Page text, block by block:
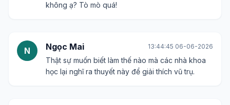
không ạ? Tò mò quá!
N Ngọc Mai 13:44:45 06-06-2026
Thật sự muốn biết làm thế nào mà các nhà khoa
học lại nghĩ ra thuyết này để giải thích vũ trụ.